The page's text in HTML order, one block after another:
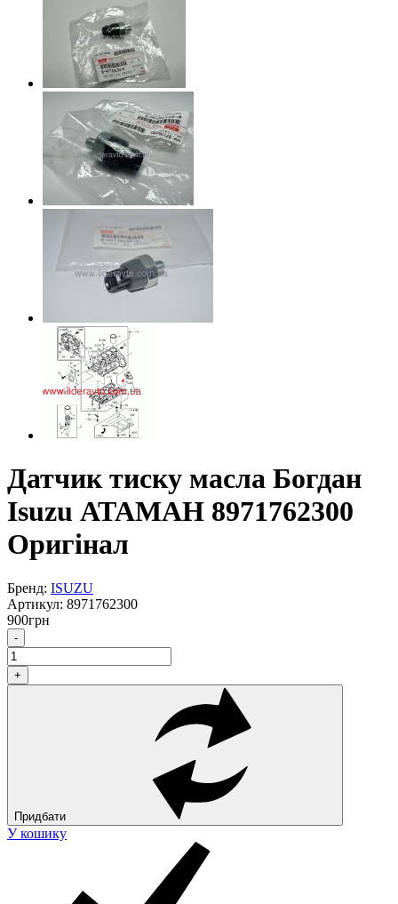
Датчик тиску масла Богдан
Isuzu АТАМАН 8971762300
Оригінал
Бренд: ISUZU
Артикул: 8971762300
900грн
-
+
Придбати
У кошику